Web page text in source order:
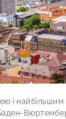
і найбільшим